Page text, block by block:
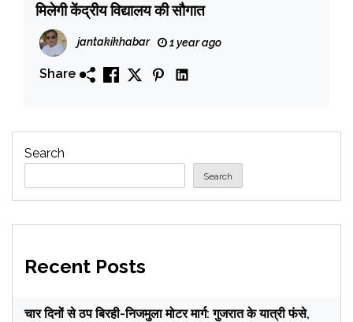
मिलेगी केंद्रीय विद्यालय की सौगात
jantakikhabar 1 year ago
Share
Search
Search
Recent Posts
चार दिनों से ठप बिरही-निजमुला मोटर मार्ग: गुजरात के यात्री फंसे,